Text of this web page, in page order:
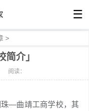
☰
>
介」
阅读：
—曲靖工商学校，其